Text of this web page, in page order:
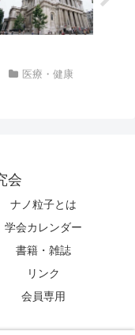
医療・健康
会
ナノ粒子とは
学会カレンダー
書籍・雑誌
リンク
会員専用